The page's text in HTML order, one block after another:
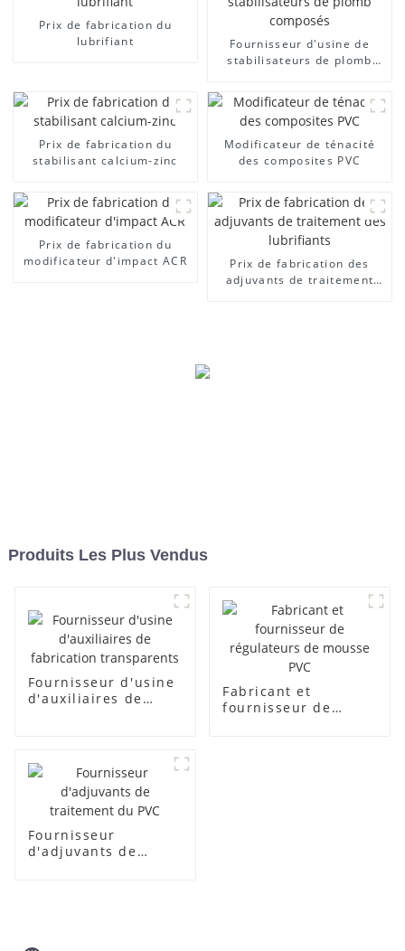
Prix ​​de fabrication du
lubrifiant
Fournisseur d'usine de
stabilisateurs de plomb
Prix ​​de fabrication du
stabilisant calcium-zinc
Modificateur de ténacité
des composites PVC
Prix ​​de fabrication du
modificateur d'impact ACR
Prix ​​de fabrication des
adjuvants de traitement
Produits Les Plus Vendus
Fournisseur d'usine
d'auxiliaires de
Fabricant et
fournisseur de
Fournisseur
d'adjuvants de